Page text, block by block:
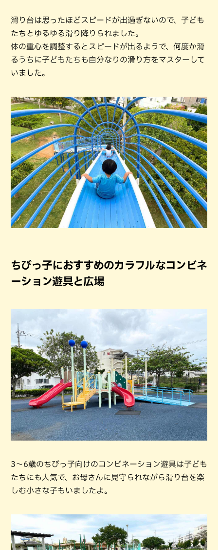
滑り台は思ったほどスピードが出過ぎないので、子ども
たちとゆるゆる滑り降りられました。
体の重心を調整するとスピードが出るようで、何度か滑
るうちに子どもたちも自分なりの滑り方をマスターして
いました。
ちびっ子におすすめのカラフルなコンビネ
ーション遊具と広場
3〜6歳のちびっ子向けのコンビネーション遊具は子ども
たちにも人気で、お母さんに見守られながら滑り台を楽
しむ小さな子もいましたよ。